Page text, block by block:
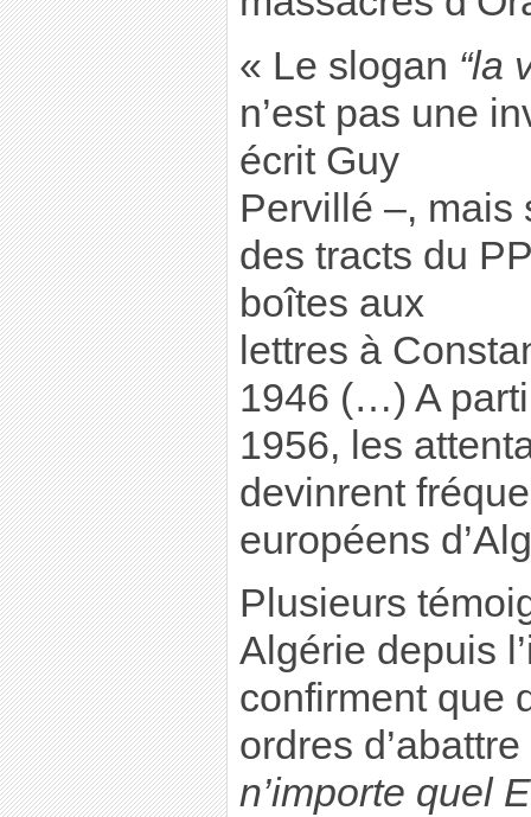
« Le slogan “la
n’est pas une
écrit Guy
Pervillé –, mais
des tracts du
boîtes aux
lettres à
1946 (…) A
1956, les
devinrent
européens
Plusieurs
Algérie depuis
confirment que
ordres d’abattre
n’importe quel